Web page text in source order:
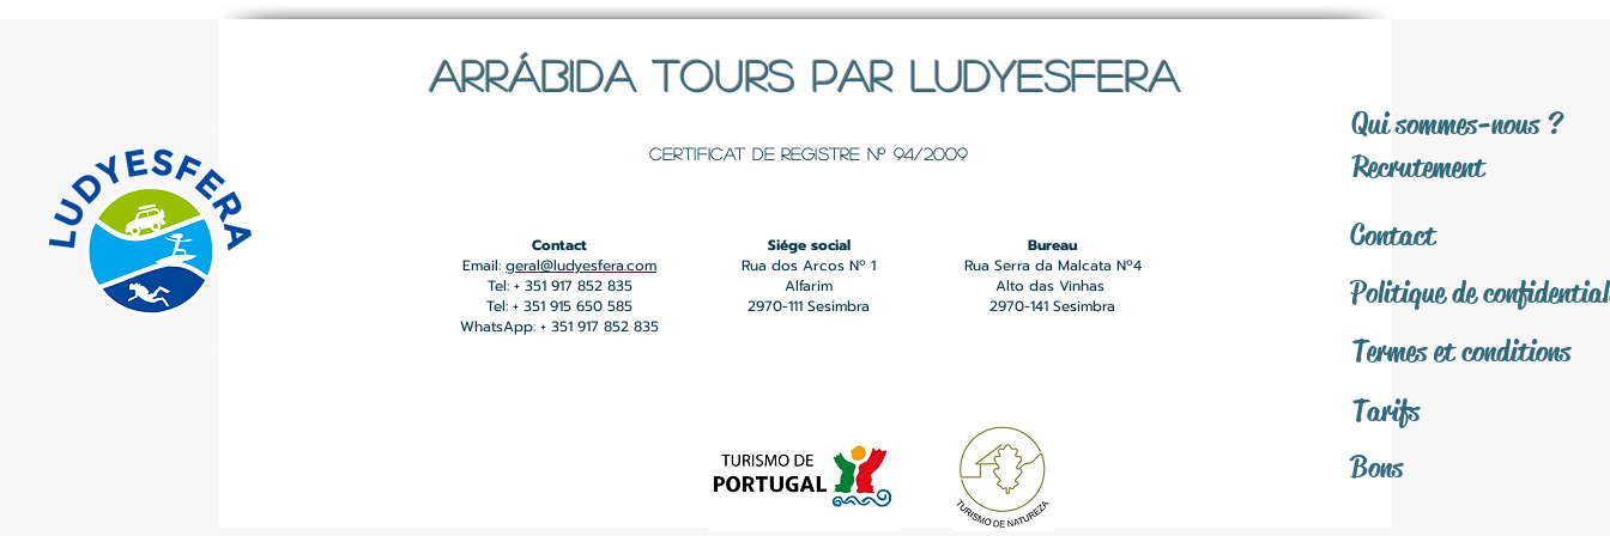
ARRÁBIDA TOURS PAR LUDYESFERA
Certificat de registre Nº 94/2009
Qui sommes-nous ?
Recrutement
Contact
Contact
Email: geral@ludyesfera.com
Tel: + 351 917 852 835
Tel: + 351 915 650 585
WhatsApp: + 351 917 852 835
Siége social
Rua dos Arcos Nº 1
Alfarim
2970-111 Sesimbra
Bureau
Rua Serra da Malcata Nº4
Alto das Vinhas
2970-141 Sesimbra
Politique de
Termes et conditions
Tarifs
Bons